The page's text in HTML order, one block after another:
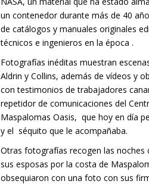
un contenedor durante más de 40
de catálogos y manuales originales
técnicos e ingenieros en la época .
Fotografías inéditas muestran
Aldrin y Collins, además de vídeos y
con testimonios de trabajadores
repetidor de comunicaciones del
Maspalomas Oasis, que hoy en día
y el séquito que le acompañaba.
Otras fotografías recogen las noches
sus esposas por la costa de
obsequiaron con una foto con sus